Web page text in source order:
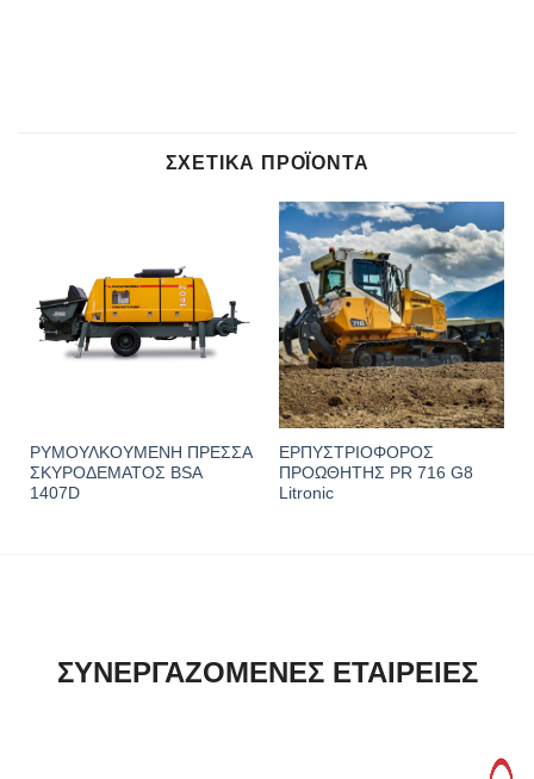
ΣΧΕΤΙΚΆ ΠΡΟΪΌΝΤΑ
ΡΥΜΟΥΛΚΟΥΜΕΝΗ ΠΡΕΣΣΑ
ΣΚΥΡΟΔΕΜΑΤΟΣ BSA
1407D
ΕΡΠΥΣΤΡΙΟΦΟΡΟΣ
ΠΡΟΩΘΗΤΗΣ PR 716 G8
Litronic
ΣΥΝΕΡΓΑΖΟΜΕΝΕΣ ΕΤΑΙΡΕΙΕΣ